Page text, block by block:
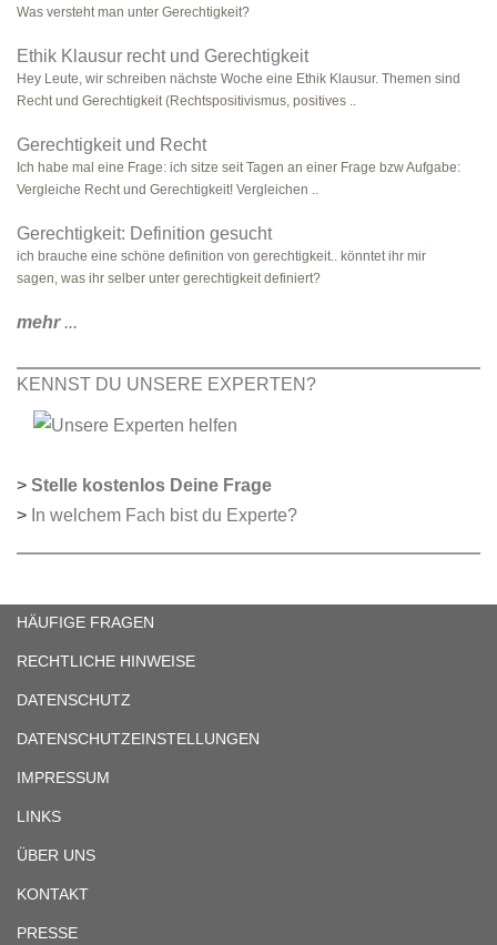
Was versteht man unter Gerechtigkeit?
Ethik Klausur recht und Gerechtigkeit
Hey Leute, wir schreiben nächste Woche eine Ethik Klausur. Themen sind
Recht und Gerechtigkeit (Rechtspositivismus, positives ..
Gerechtigkeit und Recht
Ich habe mal eine Frage: ich sitze seit Tagen an einer Frage bzw Aufgabe:
Vergleiche Recht und Gerechtigkeit! Vergleichen ..
Gerechtigkeit: Definition gesucht
ich brauche eine schöne definition von gerechtigkeit.. könntet ihr mir
sagen, was ihr selber unter gerechtigkeit definiert?
mehr...
KENNST DU UNSERE EXPERTEN?
> Stelle kostenlos Deine Frage
> In welchem Fach bist du Experte?
HÄUFIGE FRAGEN
RECHTLICHE HINWEISE
DATENSCHUTZ
DATENSCHUTZEINSTELLUNGEN
IMPRESSUM
LINKS
ÜBER UNS
KONTAKT
PRESSE